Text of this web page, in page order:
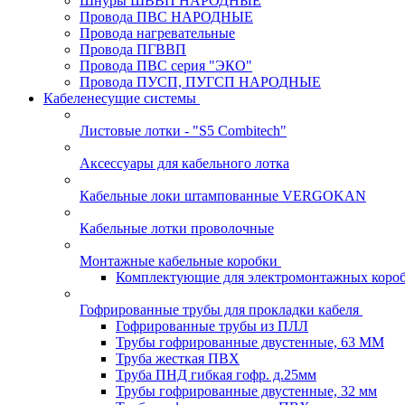
Провода ПВС НАРОДНЫЕ
Провода нагревательные
Провода ПГВВП
Провода ПВС серия "ЭКО"
Провода ПУСП, ПУГСП НАРОДНЫЕ
Кабеленесущие системы
Листовые лотки - "S5 Combitech"
Аксессуары для кабельного лотка
Кабельные локи штампованные VERGOKAN
Кабельные лотки проволочные
Монтажные кабельные коробки
Комплектующие для электромонтажных
Гофрированные трубы для прокладки кабеля
Гофрированные трубы из ПЛЛ
Трубы гофрированные двустенные, 63 ММ
Труба жесткая ПВХ
Труба ПНД гибкая гофр. д.25мм
Трубы гофрированные двустенные, 32 мм